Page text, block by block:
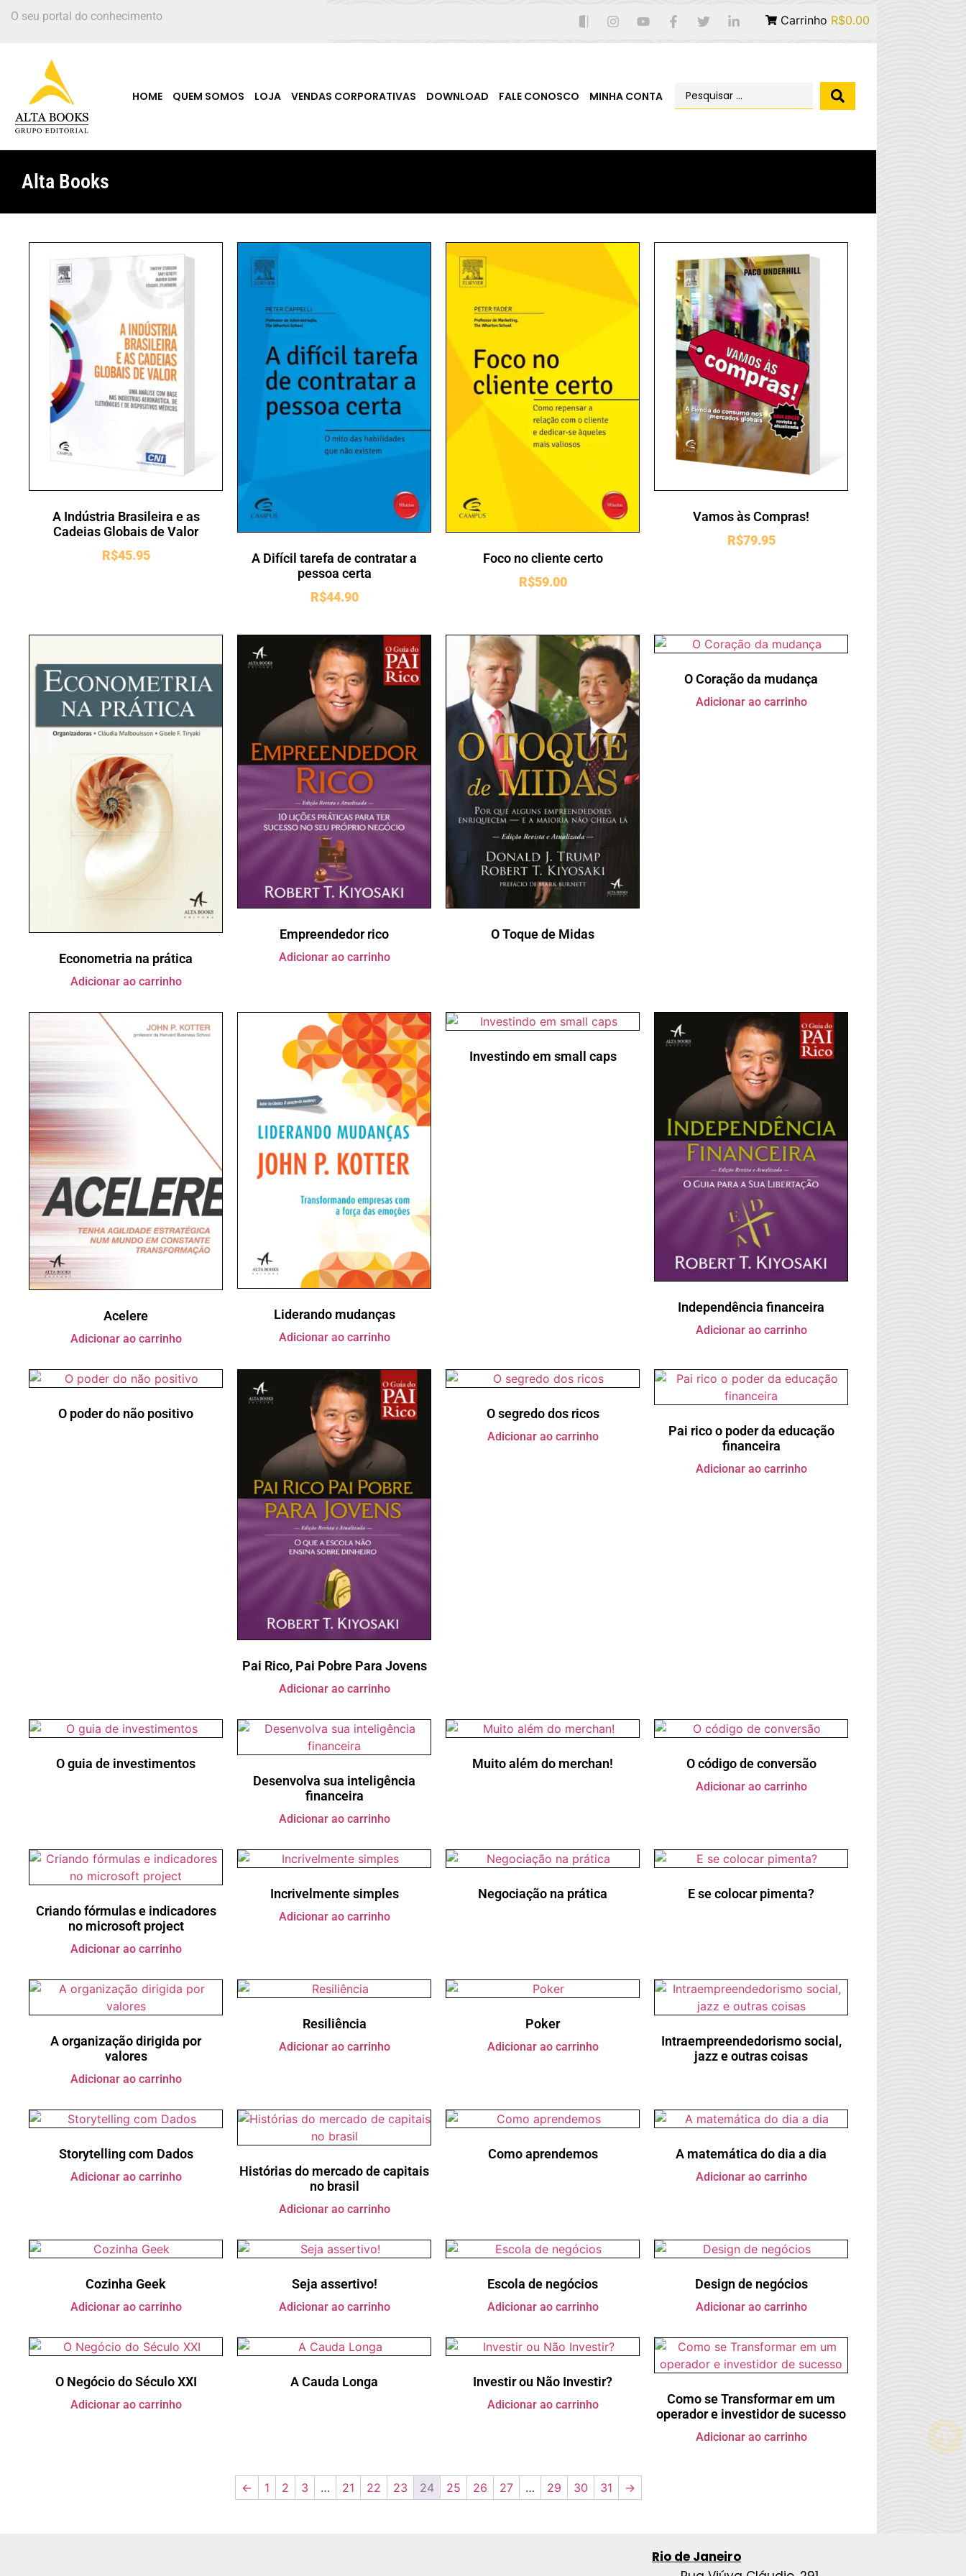
O seu portal do conhecimento Carrinho R$0.00
HOME QUEM SOMOS LOJA VENDAS CORPORATIVAS DOWNLOAD FALE CONOSCO MINHA CONTA
Alta Books
A Indústria Brasileira e as
Cadeias Globais de Valor
R$45.95
A Difícil tarefa de contratar a
pessoa certa
R$44.90
Foco no cliente certo
R$59.00
Vamos às Compras!
R$79.95
Econometria na prática
Adicionar ao carrinho
Empreendedor rico
Adicionar ao carrinho
O Toque de Midas
O Coração da mudança
Adicionar ao carrinho
Acelere
Adicionar ao carrinho
Liderando mudanças
Adicionar ao carrinho
Investindo em small caps
Independência financeira
Adicionar ao carrinho
O poder do não positivo
Pai Rico, Pai Pobre Para Jovens
Adicionar ao carrinho
O segredo dos ricos
Adicionar ao carrinho
Pai rico o poder da educação
financeira
Adicionar ao carrinho
O guia de investimentos
Desenvolva sua inteligência
financeira
Adicionar ao carrinho
Muito além do merchan! O código de conversão
Adicionar ao carrinho
Criando fórmulas e indicadores
no microsoft project
Adicionar ao carrinho
Incrivelmente simples
Adicionar ao carrinho
Negociação na prática E se colocar pimenta?
A organização dirigida por
valores
Adicionar ao carrinho
Resiliência
Adicionar ao carrinho
Poker
Adicionar ao carrinho
Intraempreendedorismo social,
jazz e outras coisas
Storytelling com Dados
Adicionar ao carrinho
Histórias do mercado de capitais
no brasil
Adicionar ao carrinho
Como aprendemos A matemática do dia a dia
Adicionar ao carrinho
Cozinha Geek
Adicionar ao carrinho
Seja assertivo!
Adicionar ao carrinho
Escola de negócios
Adicionar ao carrinho
Design de negócios
Adicionar ao carrinho
O Negócio do Século XXI
Adicionar ao carrinho
A Cauda Longa Investir ou Não Investir?
Adicionar ao carrinho
Como se Transformar em um
operador e investidor de sucesso
Adicionar ao carrinho
← 1 2 3 … 21 22 23 24 25 26 27 … 29 30 31 →
Rio de Janeiro